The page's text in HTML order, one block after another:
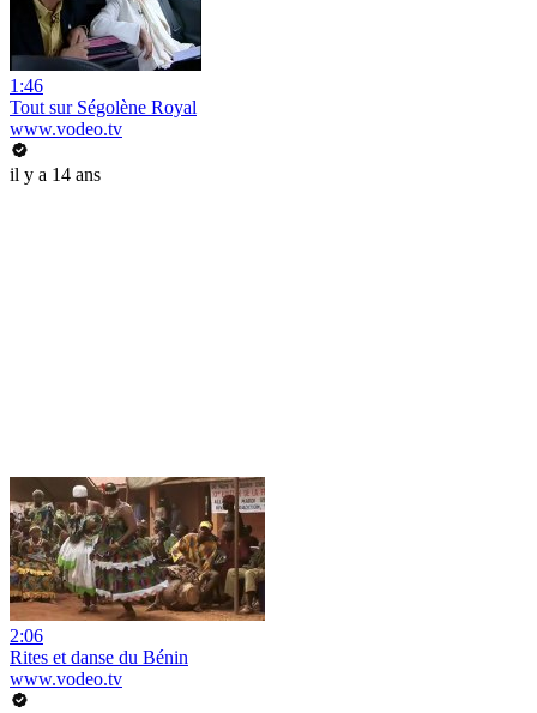
1:46
Tout sur Ségolène Royal
www.vodeo.tv
il y a 14 ans
2:06
Rites et danse du Bénin
www.vodeo.tv